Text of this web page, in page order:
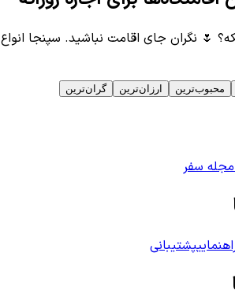
🌷 نگران جای اقامت نباشید. سپنجا انواع
محبوب‌ترین ارزان‌ترین گران‌ترین
مجله سفر
پشتیبانی